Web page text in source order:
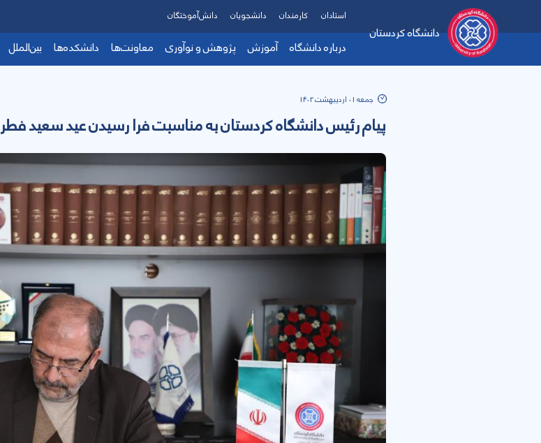
دانشگاه کردستان
درباره دانشگاه آموزش پژوهش و نوآوری معاونت‌ها دانشکده‌ها بین‌الملل
استادان کارمندان دانشجویان دانش‌آموختگان
جمعه 01 اردیبهشت 1402
پیام رئیس دانشگاه کردستان به مناسبت فرا رسیدن عید سعید فطر